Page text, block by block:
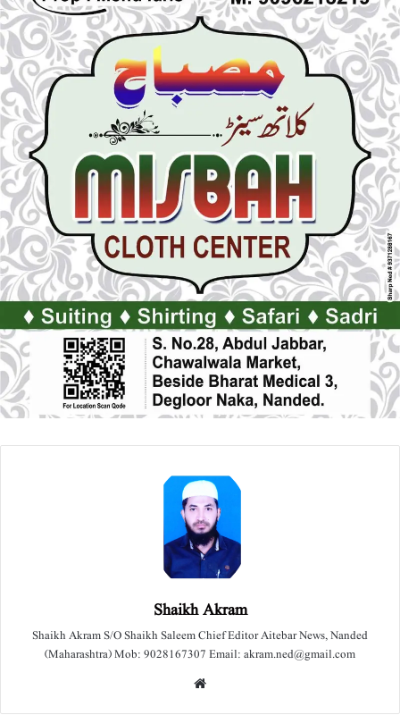
Shaikh Akram
Shaikh Akram S/O Shaikh Saleem Chief Editor Aitebar News, Nanded
(Maharashtra) Mob: 9028167307 Email: akram.ned@gmail.com